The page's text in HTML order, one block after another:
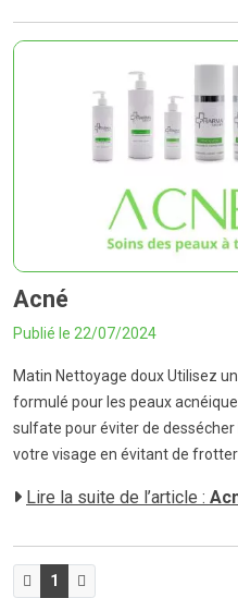
Acné
Publié le 22/07/2024
Matin Nettoyage doux Utilisez
formulé pour les peaux
sulfate pour éviter de
votre visage en évitant de
Lire la suite de l’article :
1